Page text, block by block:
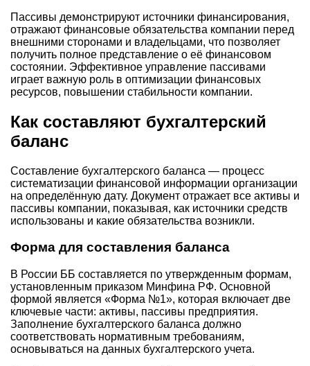
Пассивы демонстрируют источники финансирования,
отражают финансовые обязательства компании перед
внешними сторонами и владельцами, что позволяет
получить полное представление о её финансовом
состоянии. Эффективное управление пассивами
играет важную роль в оптимизации финансовых
ресурсов, повышении стабильности компании.
Как составляют бухгалтерский
баланс
Составление бухгалтерского баланса — процесс
систематизации финансовой информации организации
на определённую дату. Документ отражает все активы и
пассивы компании, показывая, как источники средств
использованы и какие обязательства возникли.
Форма для составления баланса
В России ББ составляется по утвержденным формам,
установленным приказом Минфина РФ. Основной
формой является «Форма №1», которая включает две
ключевые части: активы, пассивы предприятия.
Заполнение бухгалтерского баланса должно
соответствовать нормативным требованиям,
основываться на данных бухгалтерского учета.